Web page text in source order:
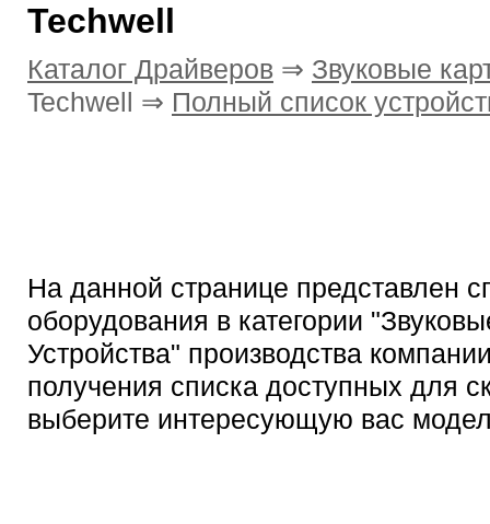
Techwell
Каталог Драйверов ⇒ Звуковые
Techwell ⇒ Полный список
На данной странице представлен
оборудования в категории
Устройства" производства
получения списка доступных для
выберите интересующую вас